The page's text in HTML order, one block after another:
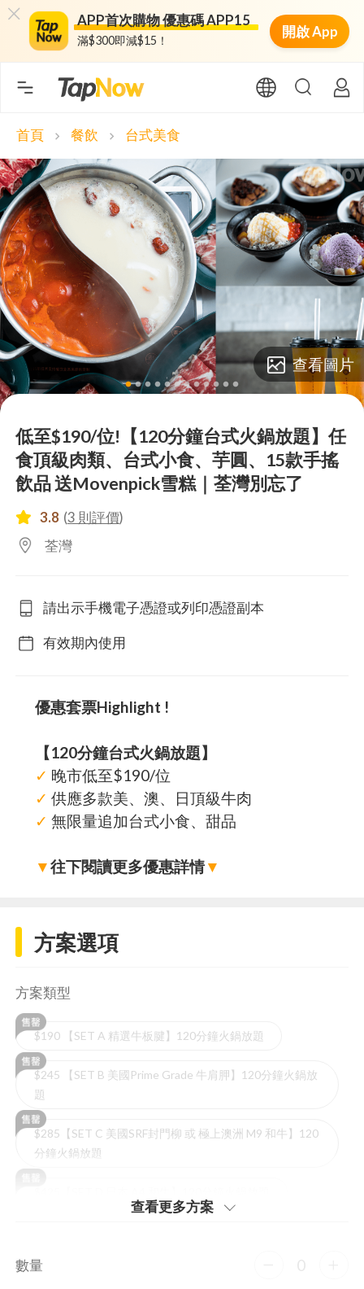
APP首次購物 優惠碼 APP15
滿$300即減$15！
開啟 App
首頁 chevron_right 餐飲 chevron_right 台式美食
lens lens lens lens lens lens lens lens lens lens lens lens
查看圖片
低至$190/位!【120分鐘台式火鍋放題】任
食頂級肉類、台式小食、芋圓、15款手搖
飲品 送Movenpick雪糕｜荃灣別忘了
3.8 (3 則評價)
荃灣
請出示手機電子憑證或列印憑證副本
有效期內使用
優惠套票Highlight !
【120分鐘台式火鍋放題】
✓ 晚市低至$190/位
✓ 供應多款美、澳、日頂級牛肉
✓ 無限量追加台式小食、甜品
▼往下閱讀更多優惠詳情▼
方案選項
方案類型
$190 【SET A 精選牛板腱】120分鐘火鍋放題
$245 【SET B 美國Prime Grade 牛肩胛】120分鐘火鍋放
題
$285【SET C 美國SRF封門柳 或 極上澳洲 M9 和牛】120
分鐘火鍋放題
查看更多⽅案
數量 0